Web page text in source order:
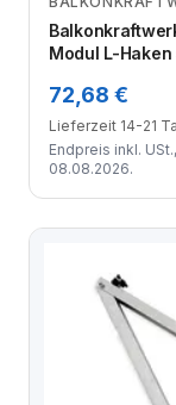
Modul L-
72,68 €
Lieferzeit 14-21
Endpreis inkl.
08.08.2026.